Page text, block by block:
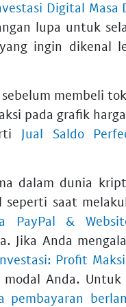
Digital Masa
lupa untuk
ingin dikenal
membeli
pada grafik
Jual Saldo
dalam dunia
seperti saat
PayPal &
Jika Anda
Profit
Anda.
pembayaran